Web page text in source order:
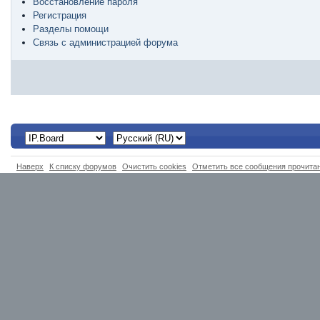
Регистрация
Разделы помощи
Связь с администрацией форума
Наверх К списку форумов Очистить cookies Отметить все сообщения